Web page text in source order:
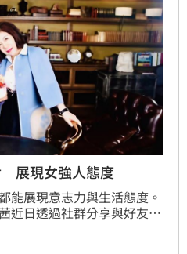
展現女強人態度
能展現意志力與生活態度。
近日透過社群分享與好友的
色素瘤癌，多次在社群平